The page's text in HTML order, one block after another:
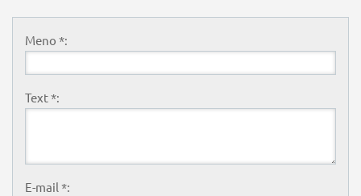
Meno *:
Text *:
E-mail *: